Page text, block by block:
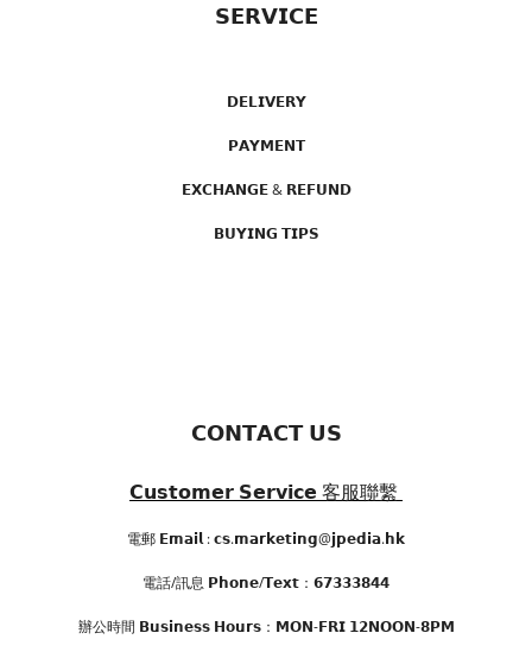
𝗦𝗘𝗥𝗩𝗜𝗖𝗘
𝗗𝗘𝗟𝗜𝗩𝗘𝗥𝗬
𝗣𝗔𝗬𝗠𝗘𝗡𝗧
𝗘𝗫𝗖𝗛𝗔𝗡𝗚𝗘 & 𝗥𝗘𝗙𝗨𝗡𝗗
𝗕𝗨𝗬𝗜𝗡𝗚 𝗧𝗜𝗣𝗦
𝗖𝗢𝗡𝗧𝗔𝗖𝗧 𝗨𝗦
𝗖𝘂𝘀𝘁𝗼𝗺𝗲𝗿 𝗦𝗲𝗿𝘃𝗶𝗰𝗲 客服聯繫
電郵 𝗘𝗺𝗮𝗶𝗹 : 𝗰𝘀.𝗺𝗮𝗿𝗸𝗲𝘁𝗶𝗻𝗴@𝗷𝗽𝗲𝗱𝗶𝗮.𝗵𝗸
電話/訊息 𝗣𝗵𝗼𝗻𝗲/𝗧𝗲𝘅𝘁：𝟲𝟳𝟯𝟯𝟯𝟴𝟰𝟰
辦公時間 𝗕𝘂𝘀𝗶𝗻𝗲𝘀𝘀 𝗛𝗼𝘂𝗿𝘀：𝗠𝗢𝗡-𝗙𝗥𝗜 𝟭𝟮𝗡𝗢𝗢𝗡-𝟴𝗣𝗠